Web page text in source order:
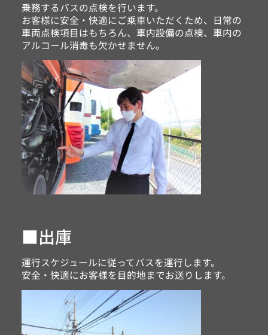
乗務するバスの点検を行います。
お客様に安全・快適にご乗車いただくため、日常の
車両点検項目はもちろん、車内設備の点検、車内の
アルコール消毒も欠かせません。
■出庫
運行スケジュールに従ってバスを運行します。
安全・快適にお客様を目的地までお送りします。